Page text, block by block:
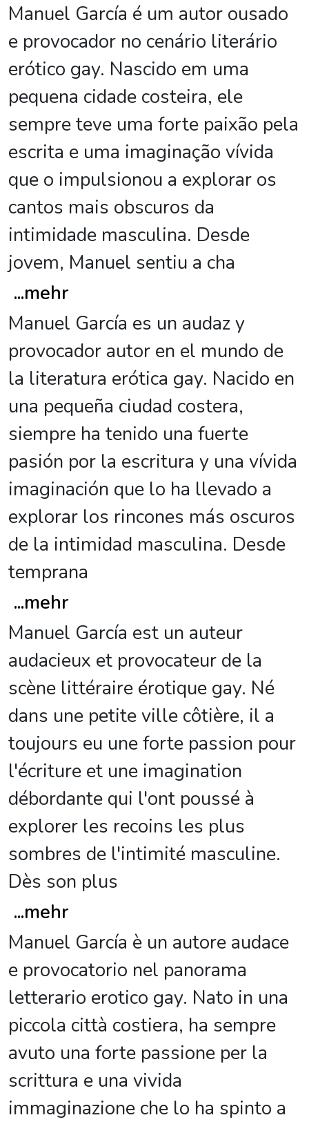
Manuel García é um autor ousado
e provocador no cenário literário
erótico gay. Nascido em uma
pequena cidade costeira, ele
sempre teve uma forte paixão pela
escrita e uma imaginação vívida
que o impulsionou a explorar os
cantos mais obscuros da
intimidade masculina. Desde
jovem, Manuel sentiu a cha
...mehr
Manuel García es un audaz y
provocador autor en el mundo de
la literatura erótica gay. Nacido en
una pequeña ciudad costera,
siempre ha tenido una fuerte
pasión por la escritura y una vívida
imaginación que lo ha llevado a
explorar los rincones más oscuros
de la intimidad masculina. Desde
temprana
...mehr
Manuel García est un auteur
audacieux et provocateur de la
scène littéraire érotique gay. Né
dans une petite ville côtière, il a
toujours eu une forte passion pour
l'écriture et une imagination
débordante qui l'ont poussé à
explorer les recoins les plus
sombres de l'intimité masculine.
Dès son plus
...mehr
Manuel García è un autore audace
e provocatorio nel panorama
letterario erotico gay. Nato in una
piccola città costiera, ha sempre
avuto una forte passione per la
scrittura e una vivida
immaginazione che lo ha spinto a